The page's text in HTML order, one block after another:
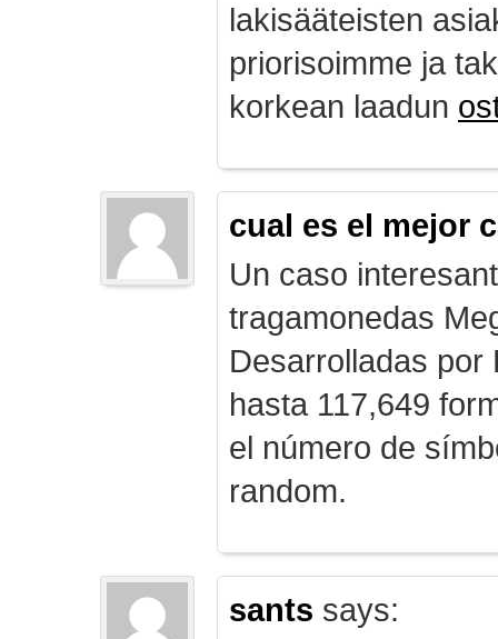
lakisääteisten
priorisoimme ja
korkean laadun
cual es el mejor
Un caso
tragamonedas
Desarrolladas por
hasta 117,649
el número de
random.
sants says: